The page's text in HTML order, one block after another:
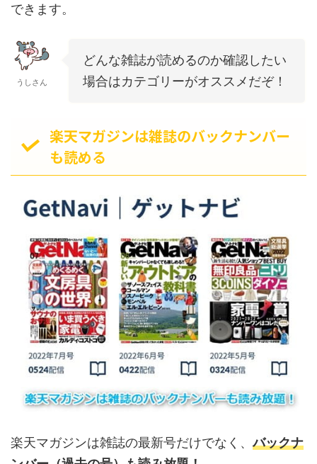
できます。
うしさん
どんな雑誌が読めるのか確認したい
場合はカテゴリーがオススメだぞ！
楽天マガジンは雑誌のバックナンバー
も読める
楽天マガジンは雑誌の最新号だけでなく、バックナ